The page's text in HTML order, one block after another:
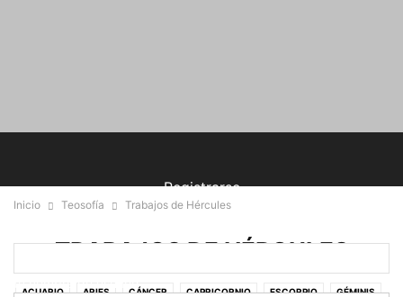
Registrarse
Inicio Teosofía Trabajos de Hércules
TRABAJOS DE HÉRCULES
ACUARIO ARIES CÁNCER CAPRICORNIO ESCORPIO GÉMINIS